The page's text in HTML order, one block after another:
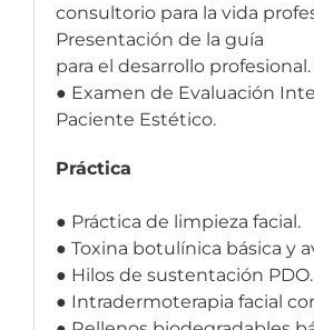
consultorio para la vida
Presentación de la guía
para el desarrollo profesional.
● Examen de Evaluación
Paciente Estético.
Práctica
● Práctica de limpieza facial.
● Toxina botulínica básica y
● Hilos de sustentación PDO.
● Intradermoterapia facial